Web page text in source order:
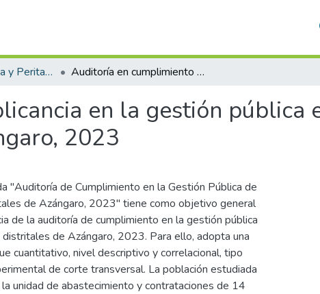
Mención: Auditoria y Peritaje Contable Judicial Auditoría en cumplimiento y su implicancia en la gestión pública en las municipalidades distritales de Azángaro, 2023
en la gestión pública
2023
"Auditoría de Cumplimiento en la Gestión Pública de
de Azángaro, 2023" tiene como objetivo general
de la auditoría de cumplimiento en la gestión pública
de Azángaro, 2023. Para ello, adopta una
cuantitativo, nivel descriptivo y correlacional, tipo
de corte transversal. La población estudiada
unidad de abastecimiento y contrataciones de 14